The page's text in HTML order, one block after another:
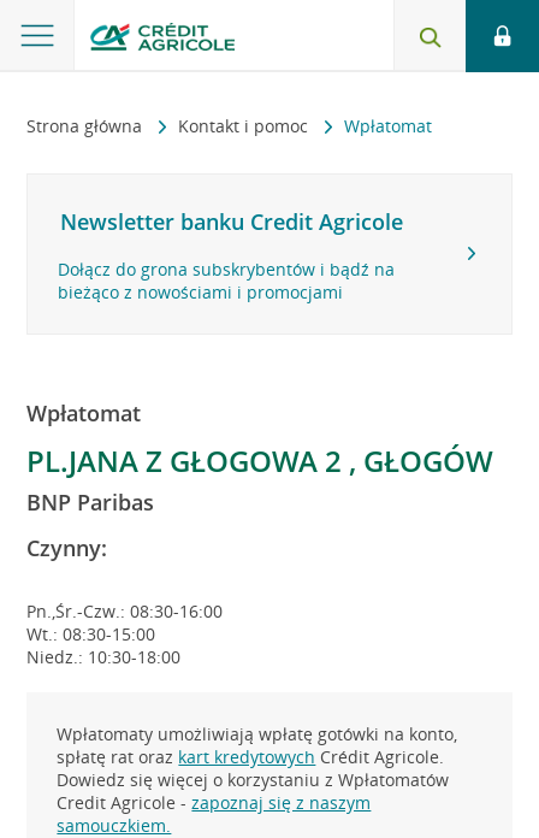
Strona główna Kontakt i pomoc Wpłatomat
Newsletter banku Credit Agricole
Dołącz do grona subskrybentów i bądź na
bieżąco z nowościami i promocjami
Wpłatomat
PL.JANA Z GŁOGOWA 2 , GŁOGÓW
BNP Paribas
Czynny:
Pn.,Śr.-Czw.: 08:30-16:00
Wt.: 08:30-15:00
Niedz.: 10:30-18:00
Wpłatomaty umożliwiają wpłatę gotówki na konto,
spłatę rat oraz kart kredytowych Crédit Agricole.
Dowiedz się więcej o korzystaniu z Wpłatomatów
Credit Agricole -zapoznaj się z naszym
samouczkiem.